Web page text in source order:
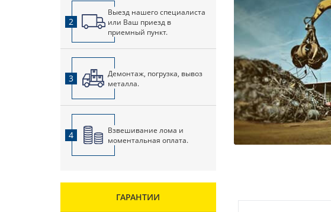
2
Выезд нашего специалиста
или Ваш приезд в
приемный пункт.
3
Демонтаж, погрузка, вывоз
металла.
4
Взвешивание лома и
моментальная оплата.
ГАРАНТИИ